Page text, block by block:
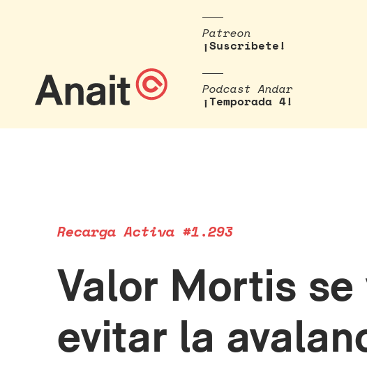
Patreon
¡Suscríbete!
Podcast Andar
¡Temporada 4!
Recarga Activa #1.293
Valor Mortis
evitar la